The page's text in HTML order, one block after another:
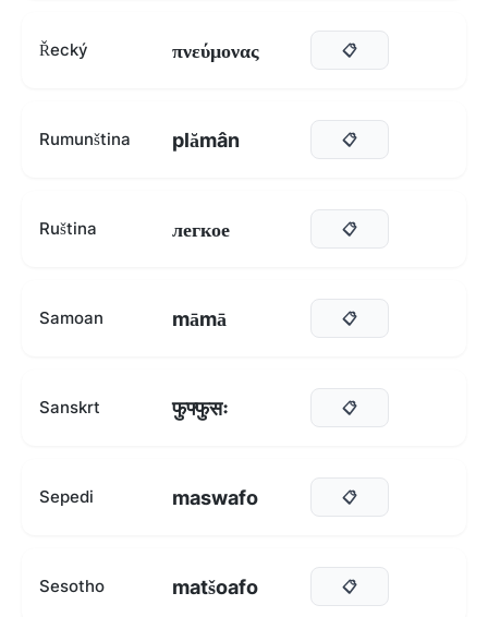
Řecký πνεύμονας 📋
Rumunština plămân 📋
Ruština легкое 📋
Samoan māmā 📋
Sanskrt फुफ्फुसः 📋
Sepedi maswafo 📋
Sesotho matšoafo 📋